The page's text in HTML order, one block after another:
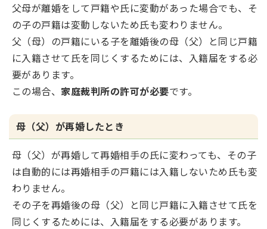
父母が離婚をして戸籍や氏に変動があった場合でも、そ
の子の戸籍は変動しないため氏も変わりません。
父（母）の戸籍にいる子を離婚後の母（父）と同じ戸籍
に入籍させて氏を同じくするためには、入籍届をする必
要があります。
この場合、 家庭裁判所の許可が必要です。
母（父）が再婚したとき
母（父）が再婚して再婚相手の氏に変わっても、その子
は自動的には再婚相手の戸籍には入籍しないため氏も変
わりません。
その子を再婚後の母（父）と同じ戸籍に入籍させて氏を
同じくするためには、入籍届をする必要があります。